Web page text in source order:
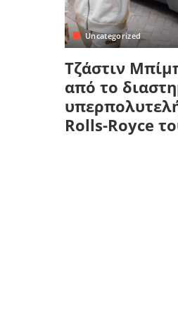
Κρήτη
Κυκλάδες
Πελοπόννησος
Uncategorized
Τζάστιν
από το
Rolls-Royce